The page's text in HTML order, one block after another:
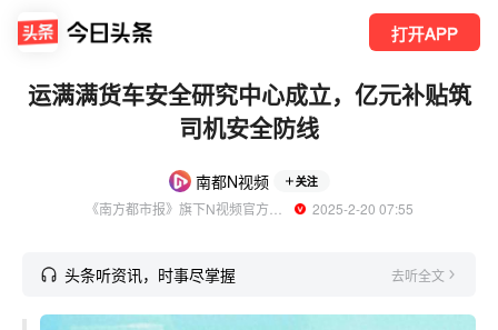
打开APP
运满满货车安全研究中心成立，亿元补贴筑
司机安全防线
南都N视频 关注
  2025-2-20 07:55
头条听资讯，时事尽掌握 去听全文